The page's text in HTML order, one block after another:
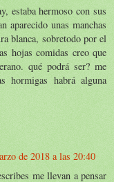
estaba hermoso con sus
aparecido unas manchas
blanca, sobretodo por el
hojas comidas creo que
qué podrá ser? me
hormigas habrá alguna
de 2018 a las 20:40
me llevan a pensar